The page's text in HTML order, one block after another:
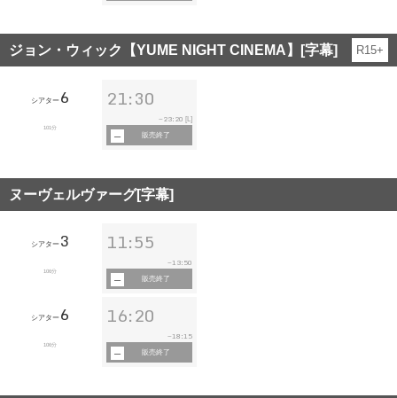
ジョン・ウィック【YUME NIGHT CINEMA】[字幕] R15+
シアター 6
101分
21:30
~ 23:20 [L]
販売終了
ヌーヴェルヴァーグ[字幕]
シアター 3
106分
11:55
~13:50
販売終了
シアター 6
106分
16:20
~18:15
販売終了